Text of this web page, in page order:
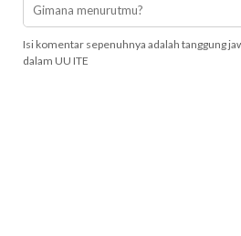
Isi komentar sepenuhnya adalah tanggung
dalam UU ITE